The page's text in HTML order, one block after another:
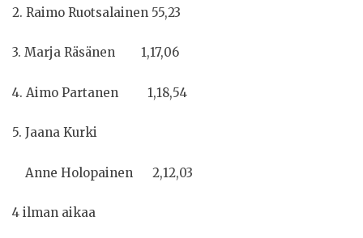
2. Raimo Ruotsalainen 55,23
3. Marja Räsänen 1,17,06
4. Aimo Partanen 1,18,54
5. Jaana Kurki
Anne Holopainen 2,12,03
4 ilman aikaa